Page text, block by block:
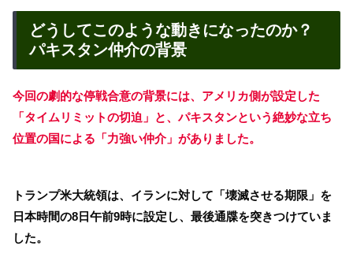
どうしてこのような動きになったのか？
パキスタン仲介の背景
今回の劇的な停戦合意の背景には、アメリカ側が設定した
「タイムリミットの切迫」と、パキスタンという絶妙な立ち
位置の国による「力強い仲介」がありました。
トランプ米大統領は、イランに対して「壊滅させる期限」を
日本時間の8日午前9時に設定し、最後通牒を突きつけていま
した。